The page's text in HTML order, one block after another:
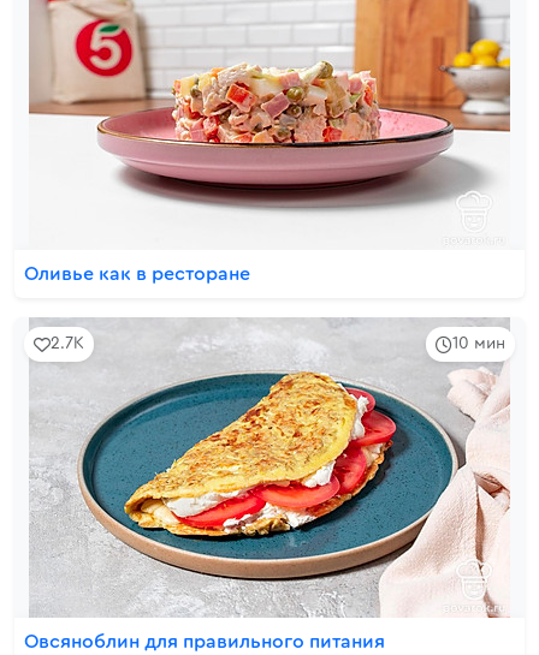
Оливье как в ресторане
10 мин
2.7K
Овсяноблин для правильного питания